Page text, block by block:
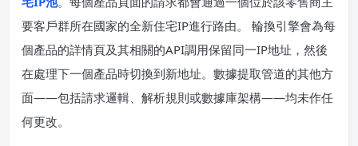
要客戶群所在國家的全新住宅IP進行路由。 輪換引擎會為每
個產品的詳情頁及其相關的API調用保留同一IP地址，然後
在處理下一個產品時切換到新地址。數據提取管道的其他方
面——包括請求邏輯、解析規則或數據庫架構——均未作任
何更改。